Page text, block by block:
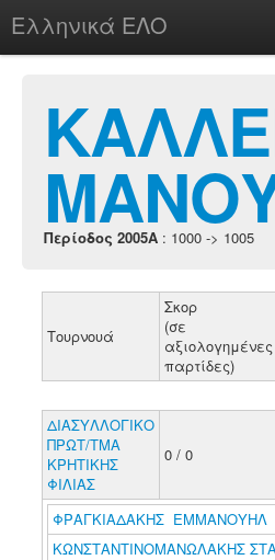
Ελληνικά ΕΛΟ
chesstu.be @ discord
Login
Περίοδος 2005A : 1000 -> 1005
Τουρνουά
Σκορ
(σε
αξιολογημένες
παρτίδες)
ΔΙΑΣΥΛΛΟΓΙΚΟ
ΠΡΩΤ/ΤΜΑ
ΚΡΗΤΙΚΗΣ
ΦΙΛΙΑΣ
0 / 0
ΦΡΑΓΚΙΑΔΑΚΗΣ ΕΜΜΑΝΟΥΗΛ
ΚΩΝΣΤΑΝΤΙΝΟΜΑΝΩΛΑΚΗΣ